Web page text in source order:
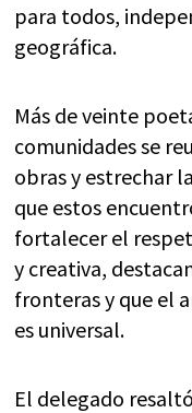
para todos,
geográfica.
Más de veinte
comunidades se
obras y estrechar
que estos
fortalecer el
y creativa,
fronteras y que el
es universal.
El delegado